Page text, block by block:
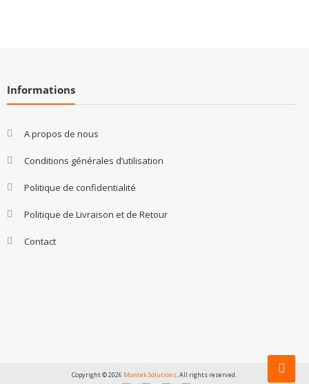
Informations
A propos de nous
Conditions générales d’utilisation
Politique de confidentialité
Politique de Livraison et de Retour
Contact
Copyright © 2026 Montek Solutions. All rights reserved.